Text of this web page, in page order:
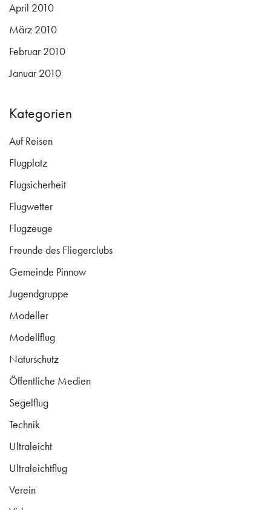
April 2010
März 2010
Februar 2010
Januar 2010
Kategorien
Auf Reisen
Flugplatz
Flugsicherheit
Flugwetter
Flugzeuge
Freunde des Fliegerclubs
Gemeinde Pinnow
Jugendgruppe
Modeller
Modellflug
Naturschutz
Öffentliche Medien
Segelflug
Technik
Ultraleicht
Ultraleichtflug
Verein